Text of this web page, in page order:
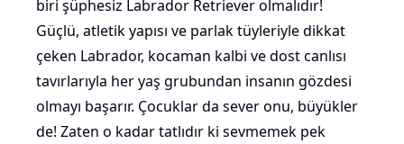
biri şüphesiz Labrador Retriever olmalıdır!
Güçlü, atletik yapısı ve parlak tüyleriyle dikkat
çeken Labrador, kocaman kalbi ve dost canlısı
tavırlarıyla her yaş grubundan insanın gözdesi
olmayı başarır. Çocuklar da sever onu, büyükler
de! Zaten o kadar tatlıdır ki sevmemek pek